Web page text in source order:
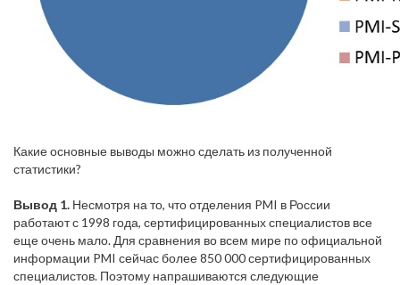
Какие основные выводы можно сделать из полученной
статистики?
Вывод 1. Несмотря на то, что отделения PMI в России
работают с 1998 года, сертифицированных специалистов все
еще очень мало. Для сравнения во всем мире по официальной
информации PMI сейчас более 850 000 сертифицированных
специалистов. Поэтому напрашиваются следующие